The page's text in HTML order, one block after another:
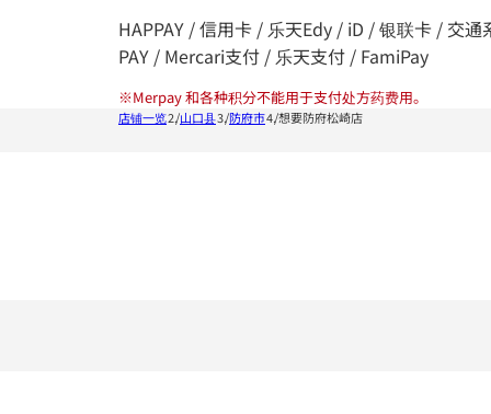
HAPPAY / 信用卡 / 乐天Edy / iD / 银联卡 / 交
PAY / Mercari支付 / 乐天支付 / FamiPay
※Merpay 和各种积分不能用于支付处方药费用。
店铺一览 山口县 防府市 想要防府松崎店